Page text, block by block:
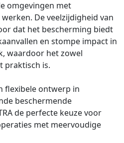
omgevingen met
De veelzijdigheid van
dat het bescherming biedt
en stompe impact in
waardoor het zowel
praktisch is.
flexibele ontwerp in
beschermende
de perfecte keuze voor
met meervoudige